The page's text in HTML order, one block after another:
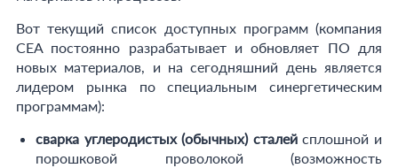
Вот текущий список доступных программ (компания
CEA постоянно разрабатывает и обновляет ПО для
новых материалов, и на сегодняшний день является
лидером рынка по специальным синергетическим
программам):
сварка углеродистых (обычных) сталейсплошной и
порошковой проволокой (возможность